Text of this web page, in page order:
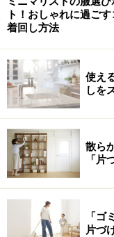
ト！おしゃれに過ごす
着回し方法
使え
しを
散ら
「片
「
片づ